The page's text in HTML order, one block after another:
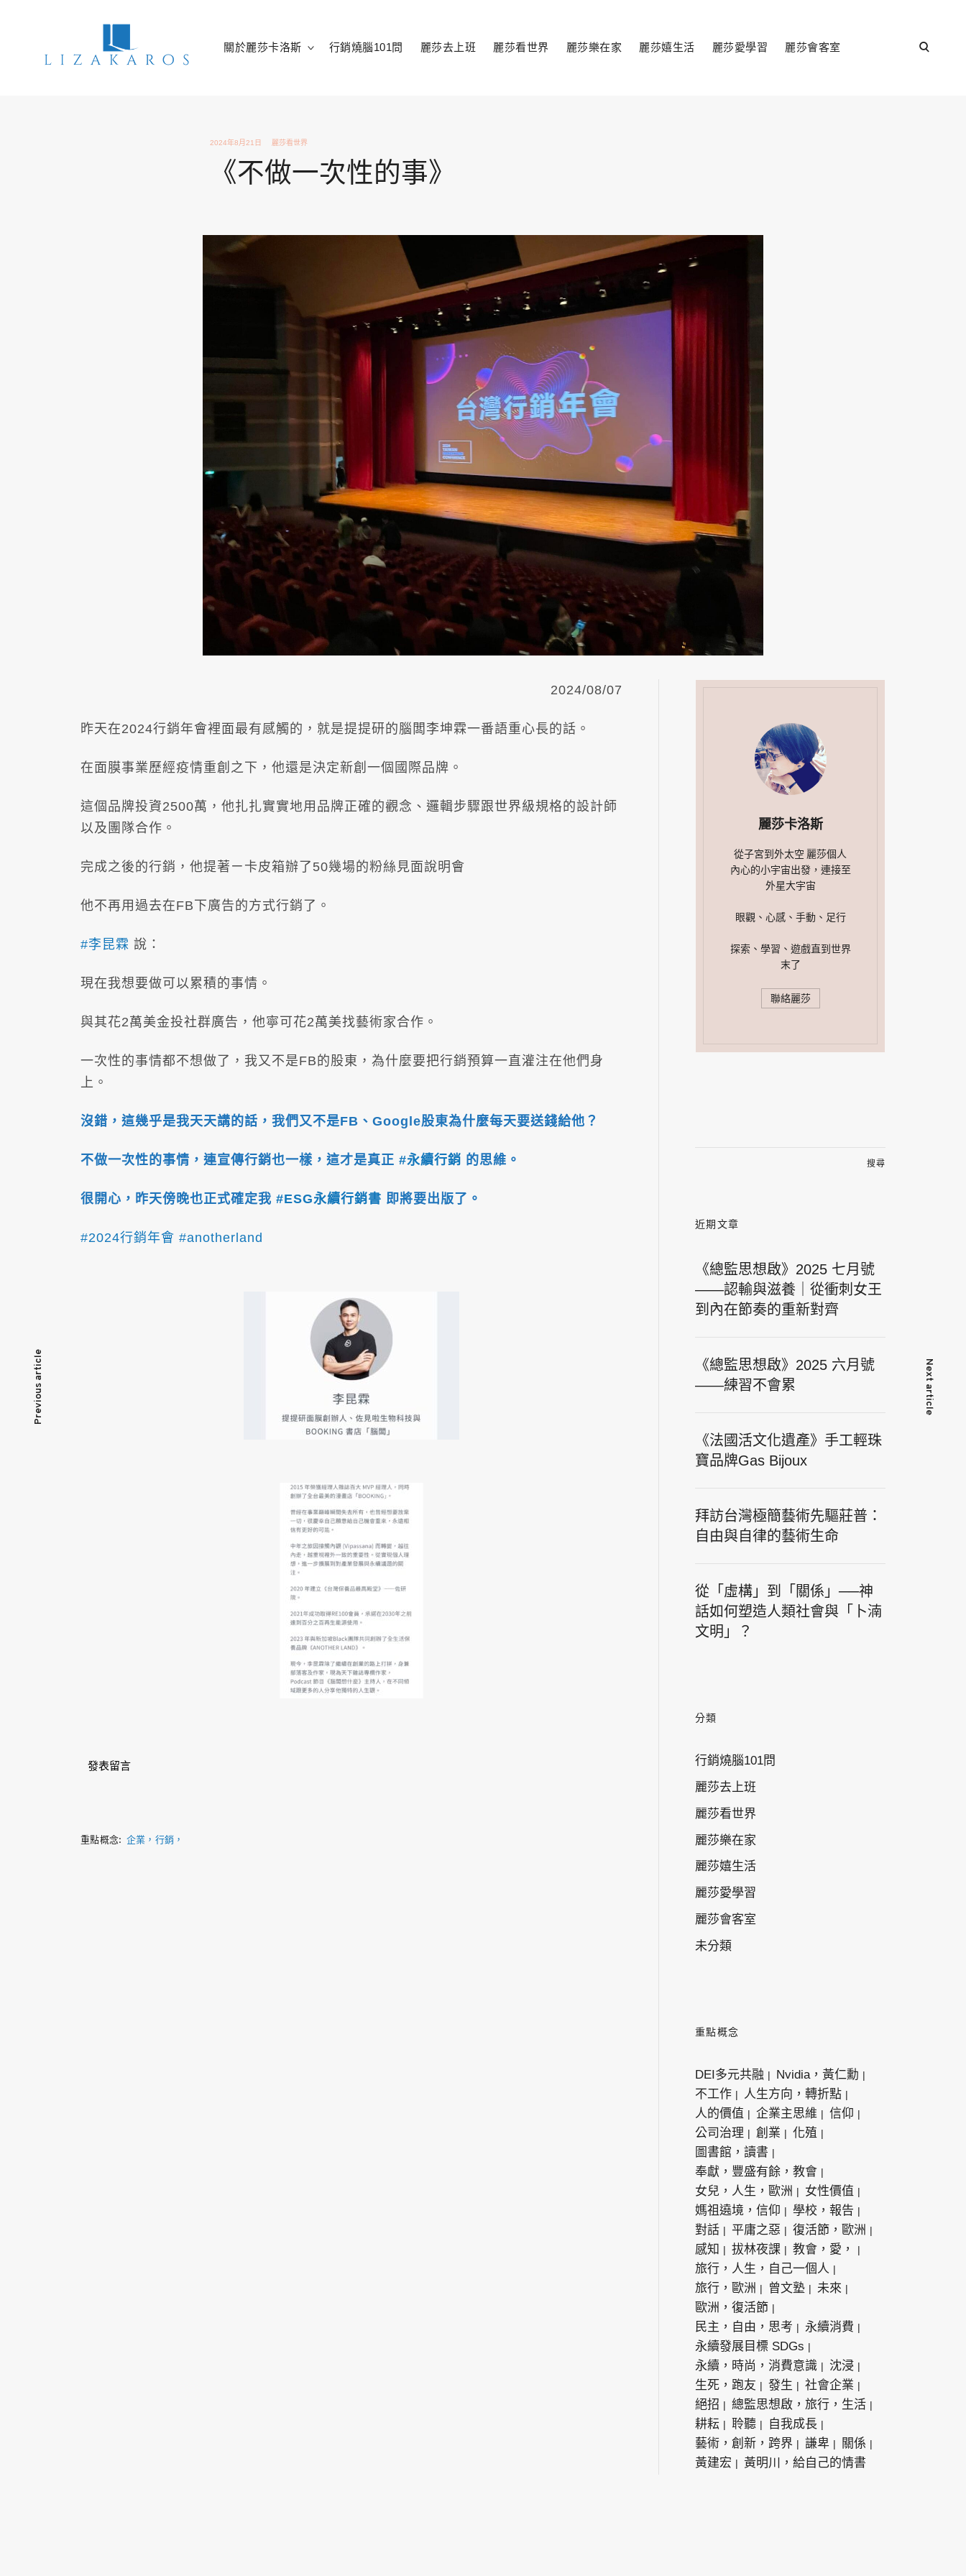
關於麗莎卡洛斯 toggle
child
行銷燒腦101問 麗莎去上班 麗莎看世界 麗莎樂在家 麗莎嬉生活 麗莎愛學習 麗莎會客室
open
2024年8月21日 麗莎看世界
《不做一次性的事》
2024/08/07
昨天在2024行銷年會裡面最有感觸的，就是提提研的腦闆李坤霖一番語重心長的話。
在面膜事業歷經疫情重創之下，他還是決定新創一個國際品牌。
這個品牌投資2500萬，他扎扎實實地用品牌正確的觀念、邏輯步驟跟世界級規格的設計師
以及團隊合作。
完成之後的行銷，他提著ㄧ卡皮箱辦了50幾場的粉絲見面說明會
他不再用過去在FB下廣告的方式行銷了。
#李昆霖 說：
現在我想要做可以累積的事情。
與其花2萬美金投社群廣告，他寧可花2萬美找藝術家合作。
一次性的事情都不想做了，我又不是FB的股東，為什麼要把行銷預算一直灌注在他們身
上。
沒錯，這幾乎是我天天講的話，我們又不是FB、Google股東為什麼每天要送錢給他？
不做一次性的事情，連宣傳行銷也一樣，這才是真正 #永續行銷 的思維。
很開心，昨天傍晚也正式確定我 #ESG永續行銷書 即將要出版了。
#2024行銷年會 #anotherland
發表留言
重點概念: 企業，行銷，
Previous article Next article
麗莎卡洛斯
從子宮到外太空 麗莎個人
內心的小宇宙出發，連接至
外星大宇宙
眼觀、心感、手動、足行
探索、學習、遊戲直到世界
末了
聯絡麗莎
近期文章
《總監思想啟》2025 七月號
——認輸與滋養｜從衝刺女王
到內在節奏的重新對齊
《總監思想啟》2025 六月號
——練習不會累
《法國活文化遺產》手工輕珠
寶品牌Gas Bijoux
拜訪台灣極簡藝術先驅莊普：
自由與自律的藝術生命
從「虛構」到「關係」──神
話如何塑造人類社會與「卜湳
文明」？
分類
行銷燒腦101問
麗莎去上班
麗莎看世界
麗莎樂在家
麗莎嬉生活
麗莎愛學習
麗莎會客室
未分類
重點概念
DEI多元共融
Nvidia，黃仁勳
不工作
人生方向，轉折點
人的價值
企業主思維
信仰
公司治理
創業
化殖
圖書館，讀書
奉獻，豐盛有餘，教會
女兒，人生，歐洲
女性價值
媽祖遶境，信仰
學校，報告
對話
平庸之惡
復活節，歐洲
感知
拔林夜課
教會，愛，
旅行，人生，自己一個人
旅行，歐洲
曾文塾
未來
歐洲，復活節
民主，自由，思考
永續消費
永續發展目標 SDGs
永續，時尚，消費意識
沈浸
生死，跑友
發生
社會企業
絕招
總監思想啟，旅行，生活
耕耘
聆聽
自我成長
藝術，創新，跨界
謙卑
關係
黃建宏
黃明川，給自己的情書